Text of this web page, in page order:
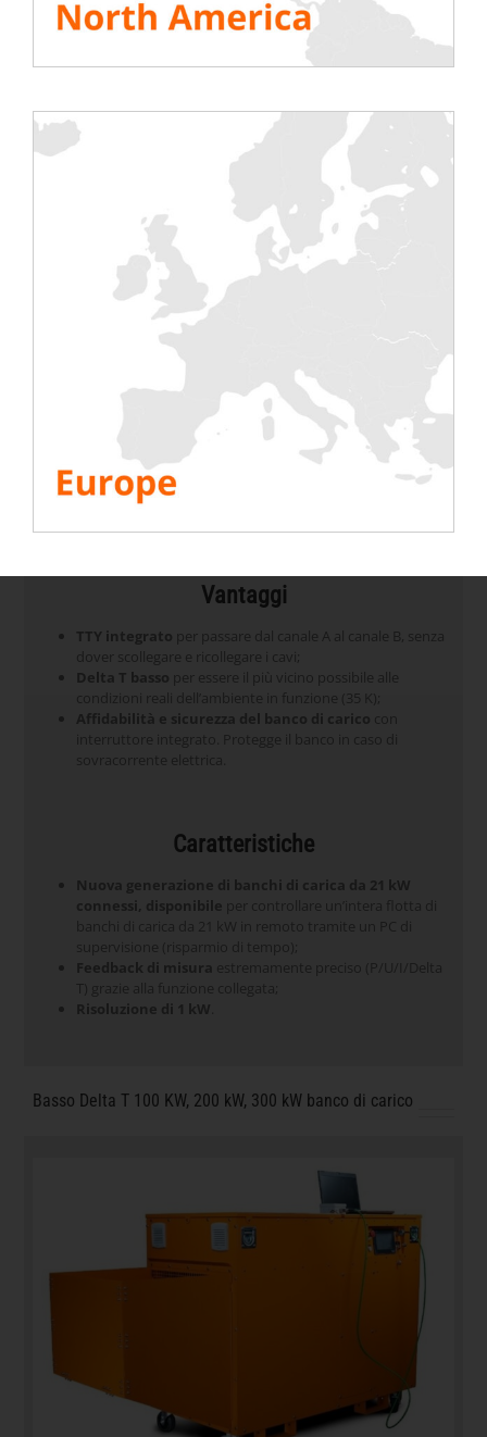
un risparmio di tempo sui test valutato dai nostri clienti
per il banco da 7 kW, la più precisa
Vantaggi
TTY integrato per passare dal canale A al canale B, senza
dover scollegare e ricollegare i cavi;
Delta T basso per essere il più vicino possibile alle
condizioni reali dell’ambiente in funzione (35 K);
Affidabilità e sicurezza del banco di carico
con
interruttore integrato. Protegge il banco in caso di
sovracorrente elettrica.
Caratteristiche
Nuova generazione di banchi di carica da 21 kW
connessi, disponibile per controllare un’intera flotta di
banchi di carica da 21 kW in remoto tramite un PC di
supervisione (risparmio di tempo);
Feedback di misura
estremamente preciso (P/U/I/Delta
T) grazie alla funzione collegata;
Risoluzione di 1 kW
Basso Delta T 100 KW, 200 kW, 300 kW banco di carico